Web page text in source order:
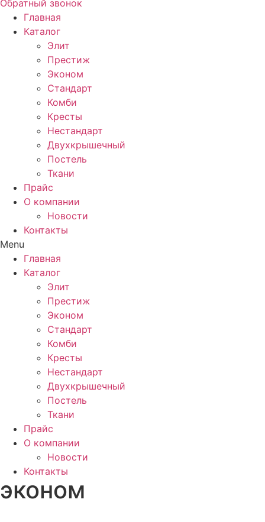
Обратный звонок
Главная
Каталог
Элит
Престиж
Эконом
Стандарт
Комби
Кресты
Нестандарт
Двухкрышечный
Постель
Ткани
Прайс
О компании
Новости
Контакты
Menu
Главная
Каталог
Элит
Престиж
Эконом
Стандарт
Комби
Кресты
Нестандарт
Двухкрышечный
Постель
Ткани
Прайс
О компании
Новости
Контакты
эконом